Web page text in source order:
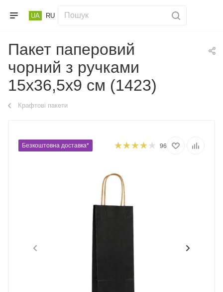
UA RU
Пакет паперовий
чорний з ручками
15х36,5х9 см (1423)
Крафтові пакети
Безкоштовна доставка* 96